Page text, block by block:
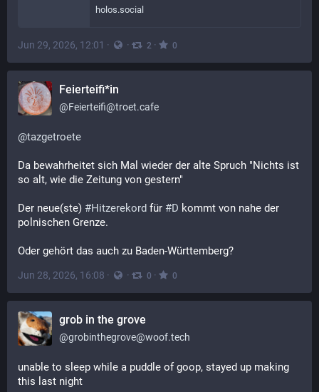
holos.social
Jun 29, 2026, 12:01 · · 2 · 0
Feierteifi*in
@Feierteifi@troet.cafe
@tazgetroete
Da bewahrheitet sich Mal wieder der alte Spruch "Nichts ist
so alt, wie die Zeitung von gestern"
Der neue(ste) #Hitzerekord für #D kommt von nahe der
polnischen Grenze.
Oder gehört das auch zu Baden-Württemberg?
Jun 28, 2026, 16:08 · · 0 · 0
grob in the grove
@grobinthegrove@woof.tech
unable to sleep while a puddle of goop, stayed up making
this last night